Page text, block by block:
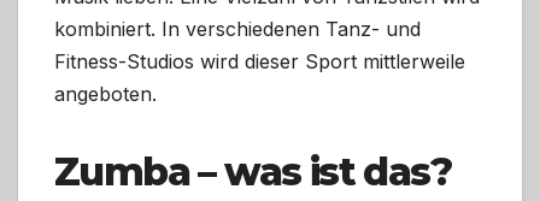
kombiniert. In verschiedenen Tanz- und
Fitness-Studios wird dieser Sport mittlerweile
angeboten.
Zumba – was ist das?